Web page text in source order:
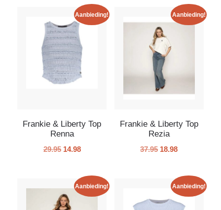
/191
LAAT MEER ZIEN
Aanbieding!
Frankie & Liberty Top
Renna
29.95 14.98
Aanbieding!
Frankie & Liberty Top
Rezia
37.95 18.98
Aanbieding! Aanbieding!